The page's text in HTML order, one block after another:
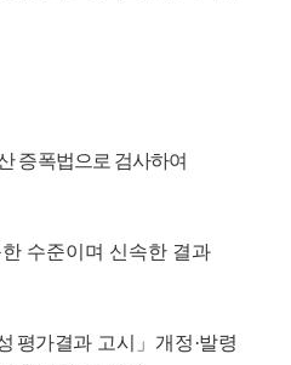
증폭법으로 검사하여
수준이며 신속한 결과
평가결과 고시 」 개정·발령